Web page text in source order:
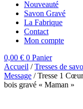
Nouveauté
Savon Gravé
La Fabrique
Contact
Mon compte
0,00 € 0 Panier
Accueil /Tresses de
Message / Tresse 1
bois gravé « Maman »